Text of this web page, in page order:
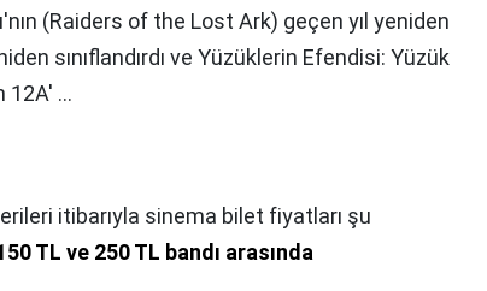
(Raiders of the Lost Ark) geçen yıl yeniden
sınıflandırdı ve Yüzüklerin Efendisi: Yüzük
12A' ...
itibarıyla sinema bilet fiyatları şu
TL ve 250 TL bandı arasında